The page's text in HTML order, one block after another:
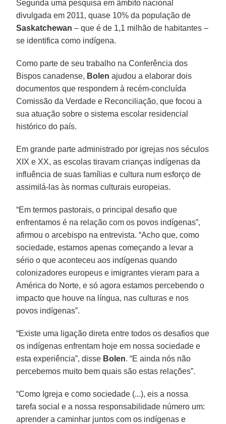
Segunda uma pesquisa em âmbito nacional
divulgada em 2011, quase 10% da população de
Saskatchewan – que é de 1,1 milhão de habitantes –
se identifica como indígena.
Como parte de seu trabalho na Conferência dos
Bispos canadense, Bolen ajudou a elaborar dois
documentos que respondem à recém-concluída
Comissão da Verdade e Reconciliação, que focou a
sua atuação sobre o sistema escolar residencial
histórico do país.
Em grande parte administrado por igrejas nos séculos
XIX e XX, as escolas tiravam crianças indígenas da
influência de suas famílias e cultura num esforço de
assimilá-las às normas culturais europeias.
“Em termos pastorais, o principal desafio que
enfrentamos é na relação com os povos indígenas”,
afirmou o arcebispo na entrevista. “Acho que, como
sociedade, estamos apenas começando a levar a
sério o que aconteceu aos indígenas quando
colonizadores europeus e imigrantes vieram para a
América do Norte, e só agora estamos percebendo o
impacto que houve na língua, nas culturas e nos
povos indígenas”.
“Existe uma ligação direta entre todos os desafios que
os indígenas enfrentam hoje em nossa sociedade e
esta experiência”, disse Bolen. “E ainda nós não
percebemos muito bem quais são estas relações”.
“Como Igreja e como sociedade (...), eis a nossa
tarefa social e a nossa responsabilidade número um:
aprender a caminhar juntos com os indígenas e